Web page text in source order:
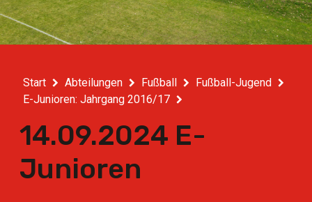
Start Abteilungen Fußball
Fußball-Jugend
E-Junioren: Jahrgang 2016/17
14.09.2024 E-
Junioren